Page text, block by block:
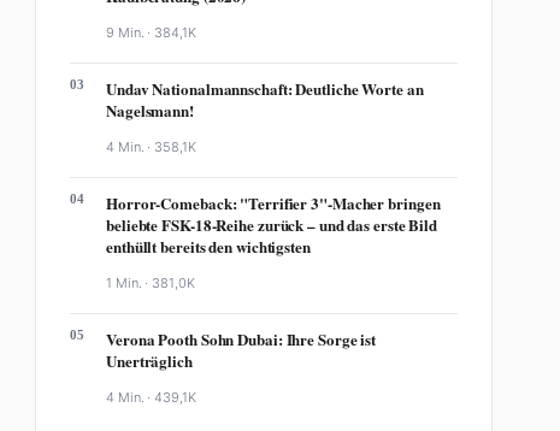
9 Min. · 384,1K
03
Undav Nationalmannschaft: Deutliche Worte an
Nagelsmann!
4 Min. · 358,1K
04
Horror-Comeback: "Terrifier 3"-Macher bringen
beliebte FSK-18-Reihe zurück – und das erste Bild
enthüllt bereits den wichtigsten
1 Min. · 381,0K
05
Verona Pooth Sohn Dubai: Ihre Sorge ist
Unerträglich
4 Min. ·439,1K